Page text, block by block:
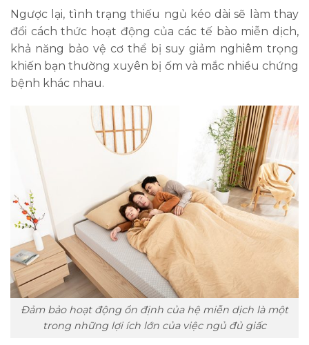
Ngược lại, tình trạng thiếu ngủ kéo dài sẽ làm thay
đổi cách thức hoạt động của các tế bào miễn dịch,
khả năng bảo vệ cơ thể bị suy giảm nghiêm trọng
khiến bạn thường xuyên bị ốm và mắc nhiều chứng
bệnh khác nhau.
Đảm bảo hoạt động ổn định của hệ miễn dịch là một
trong những lợi ích lớn của việc ngủ đủ giấc